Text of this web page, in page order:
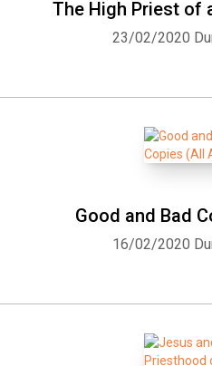
The High Priest of
23/02/2020
Good and Bad
16/02/2020